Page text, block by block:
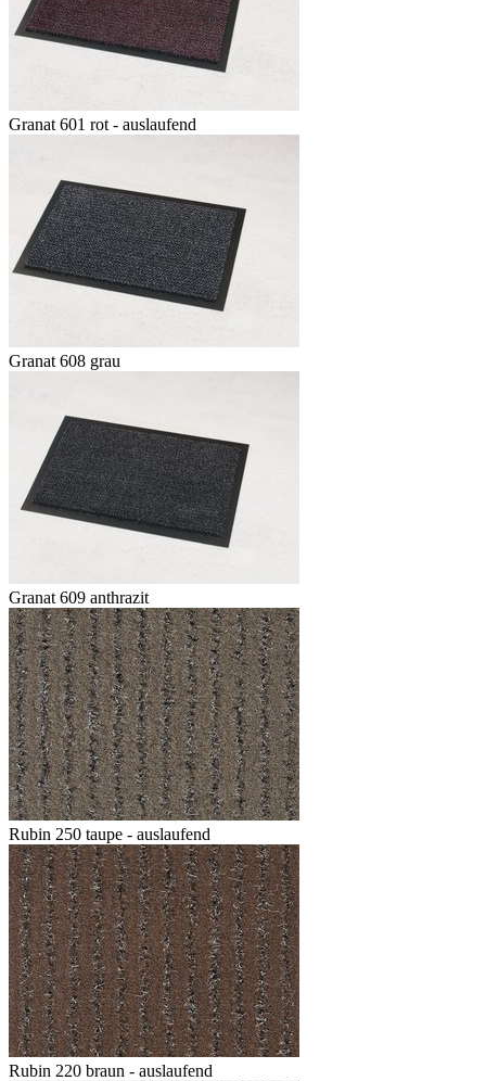
Granat 601 rot - auslaufend
Granat 608 grau
Granat 609 anthrazit
Rubin 250 taupe - auslaufend
Rubin 220 braun - auslaufend